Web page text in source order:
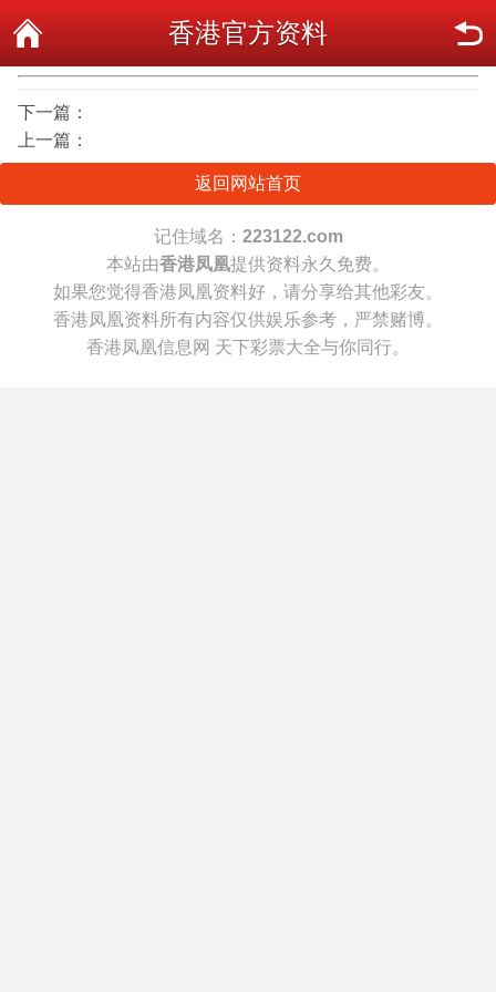
香港官方资料
下一篇：
上一篇：
返回网站首页
记住域名： 223122.com
本站由香港凤凰提供资料永久免费。
如果您觉得香港凤凰资料好，请分享给其他彩友。
香港凤凰资料所有内容仅供娱乐参考，严禁赌博。
香港凤凰信息网 天下彩票大全与你同行。